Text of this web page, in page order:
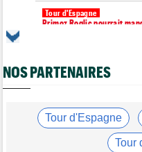
Tour d'Espagne
Primoz Roglic pourrait
Un espoir de 16 ans très
voiture !
Vingegaard aurait du mal
Pogacar...
NOS PARTENAIRES
Tour d'Espagne
Tour